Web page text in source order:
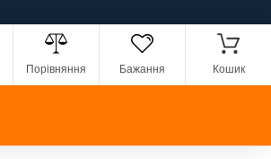
Порівняння Бажання Кошик